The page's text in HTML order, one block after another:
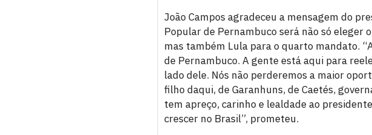
João Campos agradeceu a mensagem do
Popular de Pernambuco será não só eleger
mas também Lula para o quarto mandato.
de Pernambuco. A gente está aqui para
lado dele. Nós não perderemos a maior
filho daqui, de Garanhuns, de Caetés,
tem apreço, carinho e lealdade ao
crescer no Brasil”, prometeu.